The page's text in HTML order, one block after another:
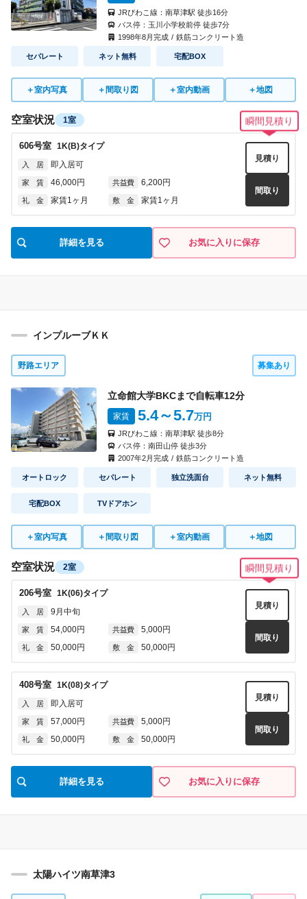
JRびわこ線： 南草津駅 徒歩16分
バス停： 玉川小学校前停徒歩7分
1998年8月完成 / 鉄筋コンクリート造
セパレート ネット無料 宅配BOX
＋室内写真 ＋ 間取り図 ＋室内動画 ＋地図
空室状況 1室 瞬間見積り
606号室 1K(B)タイプ
入 居 即入居可
家 賃 46,000円 共益費 6,200円
礼 金 家賃1ヶ月 敷 金 家賃1ヶ月
見積り
間取り
詳細を見る お気に入りに保存
インプルーブＫＫ
野路エリア 募集あり
立命館大学BKCまで自転車12分
家賃 5.4～5.7万円
JRびわこ線： 南草津駅 徒歩8分
バス停： 南田山停徒歩3分
2007年2月完成 / 鉄筋コンクリート造
オートロック セパレート 独立洗面台 ネット無料
宅配BOX TVドアホン
＋室内写真 ＋ 間取り図 ＋室内動画 ＋地図
空室状況 2室 瞬間見積り
206号室 1K(06)タイプ
入 居 9月中旬
家 賃 54,000円 共益費 5,000円
礼 金 50,000円 敷 金 50,000円
見積り
間取り
408号室 1K(08)タイプ
入 居 即入居可
家 賃 57,000円 共益費 5,000円
礼 金 50,000円 敷 金 50,000円
見積り
間取り
詳細を見る お気に入りに保存
太陽ハイツ南草津3